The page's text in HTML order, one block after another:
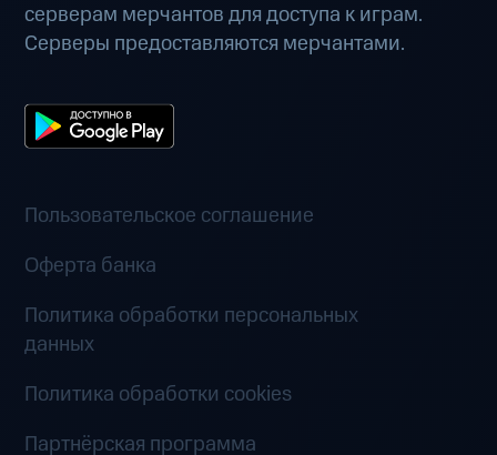
серверам мерчантов для доступа к играм.
Серверы предоставляются мерчантами.
Пользовательское соглашение
Оферта банка
Политика обработки персональных
данных
Политика обработки cookies
Партнёрская программа